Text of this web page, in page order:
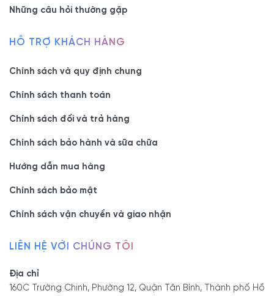
Những câu hỏi thường gặp
HỖ TRỢ KHÁCH HÀNG
Chính sách và quy định chung
Chính sách thanh toán
Chính sách đổi và trả hàng
Chính sách bảo hành và sữa chữa
Hướng dẫn mua hàng
Chính sách bảo mật
Chính sách vận chuyển và giao nhận
LIÊN HỆ VỚI CHÚNG TÔI
Địa chỉ
160C Trường Chinh, Phường 12, Quận Tân Bình, Thành phố Hồ